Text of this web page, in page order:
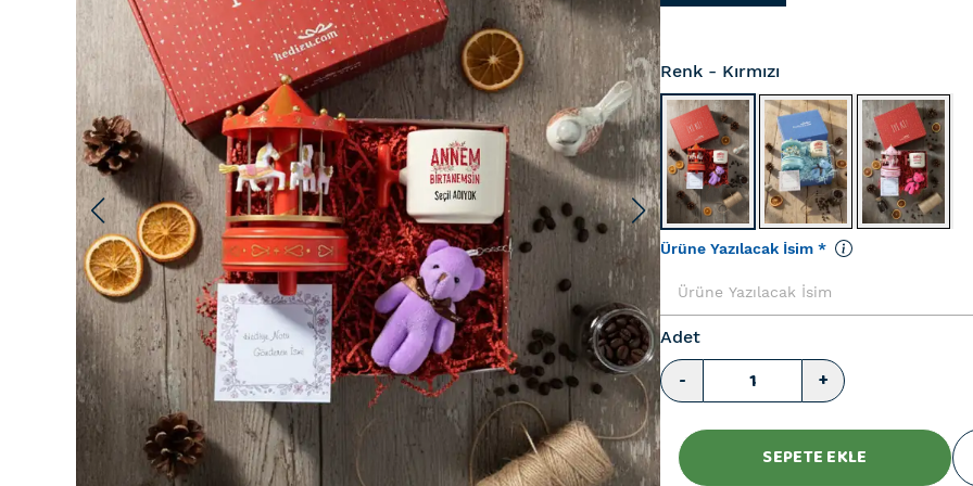
Renk - Kırmızı
Ürüne Yazılacak İsim *
Adet
- +
SEPETE EKLE